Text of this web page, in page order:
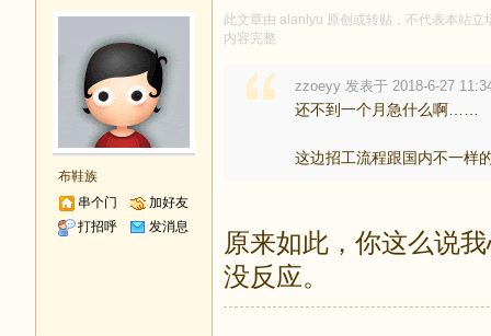
布鞋族
串个门
加好友
打招呼
发消息
此文章由 alanlyu 原创或转贴，不代表本站
内容完整
zzoeyy 发表于 2018-6-27
还不到一个月急什么啊……
这边招工流程跟国内不一样
原来如此，你这么说
没反应。